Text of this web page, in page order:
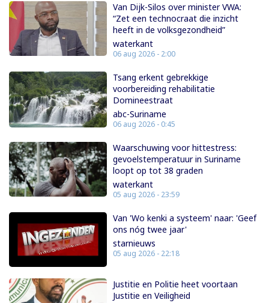
Van Dijk-Silos over minister VWA:
“Zet een technocraat die inzicht
heeft in de volksgezondheid”
waterkant
06 aug 2026 - 2:00
Tsang erkent gebrekkige
voorbereiding rehabilitatie
Domineestraat
abc-Suriname
06 aug 2026 - 0:45
Waarschuwing voor hittestress:
gevoelstemperatuur in Suriname
loopt op tot 38 graden
waterkant
05 aug 2026 - 23:59
Van 'Wo kenki a systeem' naar: 'Geef
ons nóg twee jaar'
starnieuws
05 aug 2026 - 22:18
Justitie en Politie heet voortaan
Justitie en Veiligheid